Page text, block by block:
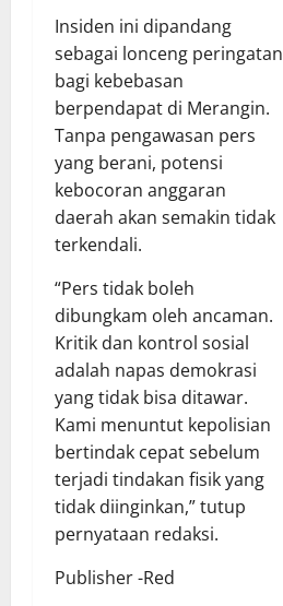
Insiden ini dipandang
sebagai lonceng peringatan
bagi kebebasan
berpendapat di Merangin.
Tanpa pengawasan pers
yang berani, potensi
kebocoran anggaran
daerah akan semakin tidak
terkendali.
“Pers tidak boleh
dibungkam oleh ancaman.
Kritik dan kontrol sosial
adalah napas demokrasi
yang tidak bisa ditawar.
Kami menuntut kepolisian
bertindak cepat sebelum
terjadi tindakan fisik yang
tidak diinginkan,” tutup
pernyataan redaksi.
Publisher -Red